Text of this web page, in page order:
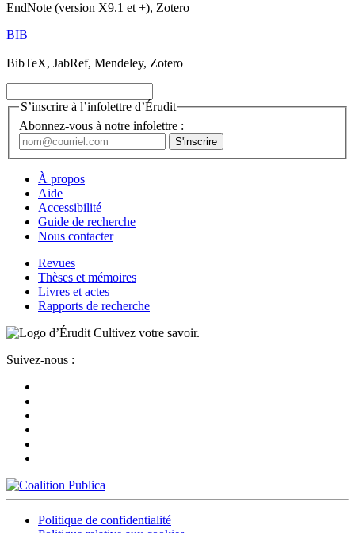
EndNote (version X9.1 et +), Zotero
BIB
BibTeX, JabRef, Mendeley, Zotero
S’inscrire à l’infolettre d’Érudit
Abonnez-vous à notre infolettre :
À propos
Aide
Accessibilité
Guide de recherche
Nous contacter
Revues
Thèses et mémoires
Livres et actes
Rapports de recherche
Cultivez votre savoir.
Suivez-nous :
Politique de confidentialité